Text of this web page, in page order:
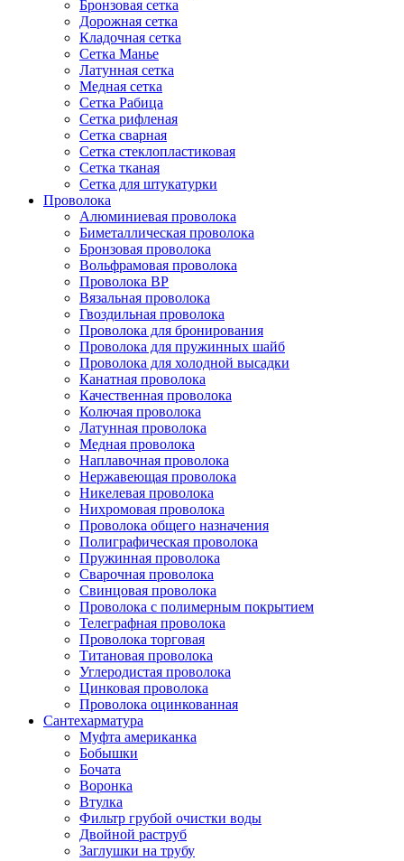
Бронзовая сетка
Дорожная сетка
Кладочная сетка
Сетка Манье
Латунная сетка
Медная сетка
Сетка Рабица
Сетка рифленая
Сетка сварная
Сетка стеклопластиковая
Сетка тканая
Сетка для штукатурки
Проволока
Алюминиевая проволока
Биметаллическая проволока
Бронзовая проволока
Вольфрамовая проволока
Проволока ВР
Вязальная проволока
Гвоздильная проволока
Проволока для бронирования
Проволока для пружинных шайб
Проволока для холодной высадки
Канатная проволока
Качественная проволока
Колючая проволока
Латунная проволока
Медная проволока
Наплавочная проволока
Нержавеющая проволока
Никелевая проволока
Нихромовая проволока
Проволока общего назначения
Полиграфическая проволока
Пружинная проволока
Сварочная проволока
Свинцовая проволока
Проволока с полимерным покрытием
Телеграфная проволока
Проволока торговая
Титановая проволока
Углеродистая проволока
Цинковая проволока
Проволока оцинкованная
Сантехарматура
Муфта американка
Бобышки
Бочата
Воронка
Втулка
Фильтр грубой очистки воды
Двойной раструб
Заглушки на трубу